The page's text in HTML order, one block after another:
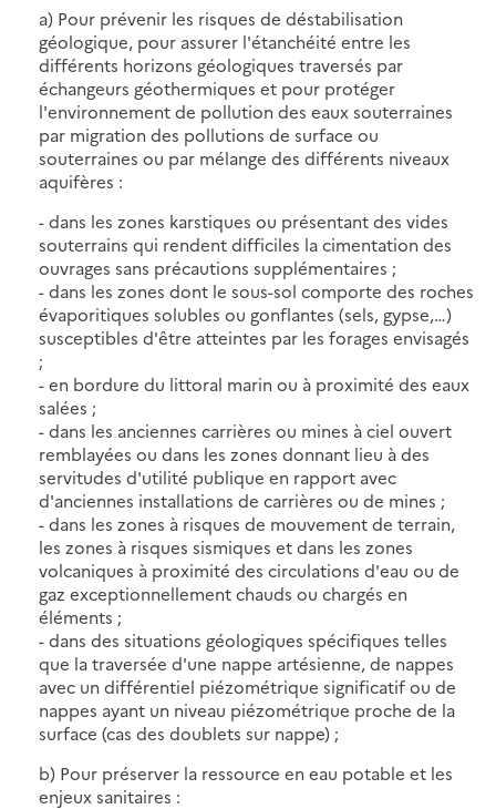
a) Pour prévenir les risques de déstabilisation
géologique, pour assurer l'étanchéité entre les
différents horizons géologiques traversés par
échangeurs géothermiques et pour protéger
l'environnement de pollution des eaux souterraines
par migration des pollutions de surface ou
souterraines ou par mélange des différents niveaux
aquifères :
- dans les zones karstiques ou présentant des vides
souterrains qui rendent difficiles la cimentation des
ouvrages sans précautions supplémentaires ;
- dans les zones dont le sous-sol comporte des roches
évaporitiques solubles ou gonflantes (sels, gypse,…)
susceptibles d'être atteintes par les forages envisagés
;
- en bordure du littoral marin ou à proximité des eaux
salées ;
- dans les anciennes carrières ou mines à ciel ouvert
remblayées ou dans les zones donnant lieu à des
servitudes d'utilité publique en rapport avec
d'anciennes installations de carrières ou de mines ;
- dans les zones à risques de mouvement de terrain,
les zones à risques sismiques et dans les zones
volcaniques à proximité des circulations d'eau ou de
gaz exceptionnellement chauds ou chargés en
éléments ;
- dans des situations géologiques spécifiques telles
que la traversée d'une nappe artésienne, de nappes
avec un différentiel piézométrique significatif ou de
nappes ayant un niveau piézométrique proche de la
surface (cas des doublets sur nappe) ;
b) Pour préserver la ressource en eau potable et les
enjeux sanitaires :